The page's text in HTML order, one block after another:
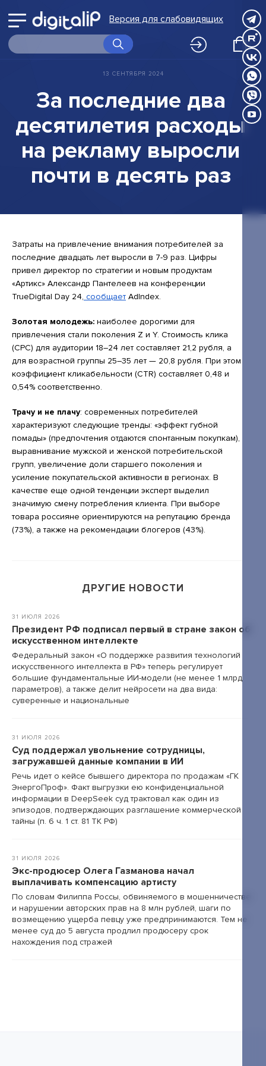
Версия для слабовидящих
О Digital IP
Программы
Экспертиза
НИР
FAQ
Календарь
Клуб
Открытые лекции
IPQuorum.Музыка
Пользовательское соглашение
Сведения об образовательной организации
Договор-оферта
Согласие на обработку персональных
данных для регистрации на сайте
Согласие на обработку персональных
данных (Cookie)
Политика обработки персональных данных
Положение об антикоррупционной
политике
13 СЕНТЯБРЯ 2024
За последние два
десятилетия расходы
на рекламу выросли
почти в десять раз
Затраты на привлечение внимания потребителей за
последние двадцать лет выросли в 7-9 раз. Цифры
привел директор по стратегии и новым продуктам
«Артикс» Александр Пантелеев на конференции
TrueDigital Day 24, сообщает AdIndex.
Золотая молодежь: наиболее дорогими для
привлечения стали поколения Z и Y. Стоимость клика
(CPC) для аудитории 18–24 лет составляет 21,2 рубля, а
для возрастной группы 25–35 лет — 20,8 рубля. При этом
коэффициент кликабельности (CTR) составляет 0,48 и
0,54% соответственно.
Трачу и не плачу: современных потребителей
характеризуют следующие тренды: «эффект губной
помады» (предпочтения отдаются спонтанным покупкам),
выравнивание мужской и женской потребительской
групп, увеличение доли старшего поколения и
усиление покупательской активности в регионах. В
качестве еще одной тенденции эксперт выделил
значимую смену потребления клиента. При выборе
товара россияне ориентируются на репутацию бренда
(73%), а также на рекомендации блогеров (43%).
ДРУГИЕ НОВОСТИ
31 ИЮЛЯ 2026
Президент РФ подписал первый в стране закон об
искусственном интеллекте
Федеральный закон «О поддержке развития технологий
искусственного интеллекта в РФ» теперь регулирует
большие фундаментальные ИИ-модели (не менее 1 млрд
параметров), а также делит нейросети на два вида:
суверенные и национальные
31 ИЮЛЯ 2026
Суд поддержал увольнение сотрудницы,
загружавшей данные компании в ИИ
Речь идет о кейсе бывшего директора по продажам «ГК
ЭнергоПроф». Факт выгрузки ею конфиденциальной
информации в DeepSeek суд трактовал как один из
эпизодов, подтверждающих разглашение коммерческой
тайны (п. 6 ч. 1 ст. 81 ТК РФ)
31 ИЮЛЯ 2026
Экс-продюсер Олега Газманова начал
выплачивать компенсацию артисту
По словам Филиппа Россы, обвиняемого в мошенничестве
и нарушении авторских прав на 8 млн рублей, шаги по
возмещению ущерба певцу уже предпринимаются. Тем не
менее суд до 5 августа продлил продюсеру срок
нахождения под стражей
Принимаю
данных
Принимаю
Принимаю
выбору
программ
Войти
в
кабинет
Вернуться